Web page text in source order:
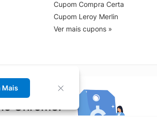
Cupom Compra Certa
Cupom Leroy Merlin
Ver mais cupons »
Chrome!
Mais